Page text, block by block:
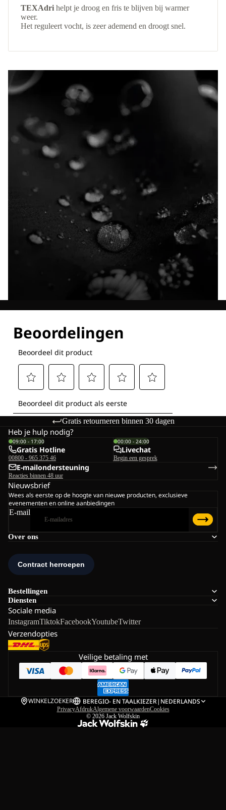
TEXAdri helpt je droog en fris te blijven bij warmer
weer.
Het reguleert vocht, is zeer ademend en droogt snel.
Gratis retourneren binnen 30 dagen
Over ons
Bestellingen
Diensten
Sociale media
InstagramTiktokFacebookYoutubeTwitter
Verzendopties
Heb je hulp nodig?
09:00 - 17:00
Gratis Hotline
00800 - 965 375 46
00:00 - 24:00
Livechat
Begin een gesprek
E-mailondersteuning
Reacties binnen 48 uur
Nieuwsbrief
Wees als eerste op de hoogte van nieuwe producten, exclusieve
evenementen en online aanbiedingen
E-mail
Veilige betaling met
WINKELZOEKER BEREGIO- EN TAALKIEZER| NEDERLANDS
PrivacyAfdrukAlgemene voorwaardenCookies
© 2026 Jack Wolfskin